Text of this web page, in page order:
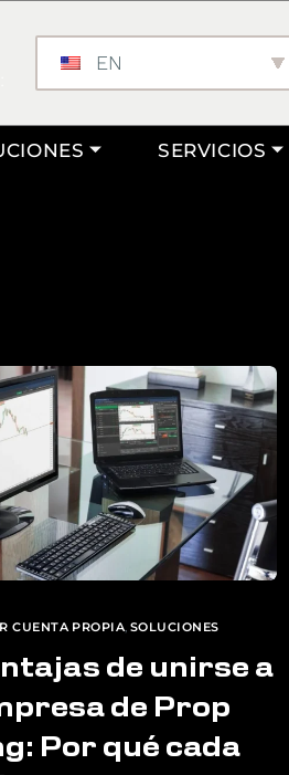
EN
SERVICIOS
CUENTA PROPIA,SOLUCIONES
de unirse a
de Prop
Por qué cada